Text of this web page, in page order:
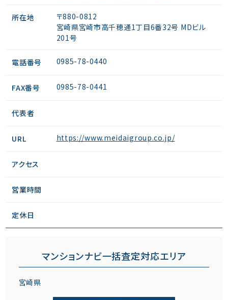
所在地
〒880-0812
宮崎県宮崎市高千穂通1丁目6番32号 MDビル
201号
電話番号 0985-78-0440
FAX番号 0985-78-0441
代表者
URL https://www.meidaigroup.co.jp/
アクセス
営業時間
定休日
マンションナビ一括査定対応エリア
宮崎県